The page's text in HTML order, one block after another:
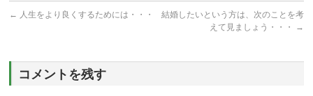
← 人生をより良くするためには・・・
結婚したいという方は、次のことを考
えて見ましょう・・・
→
コメントを残す